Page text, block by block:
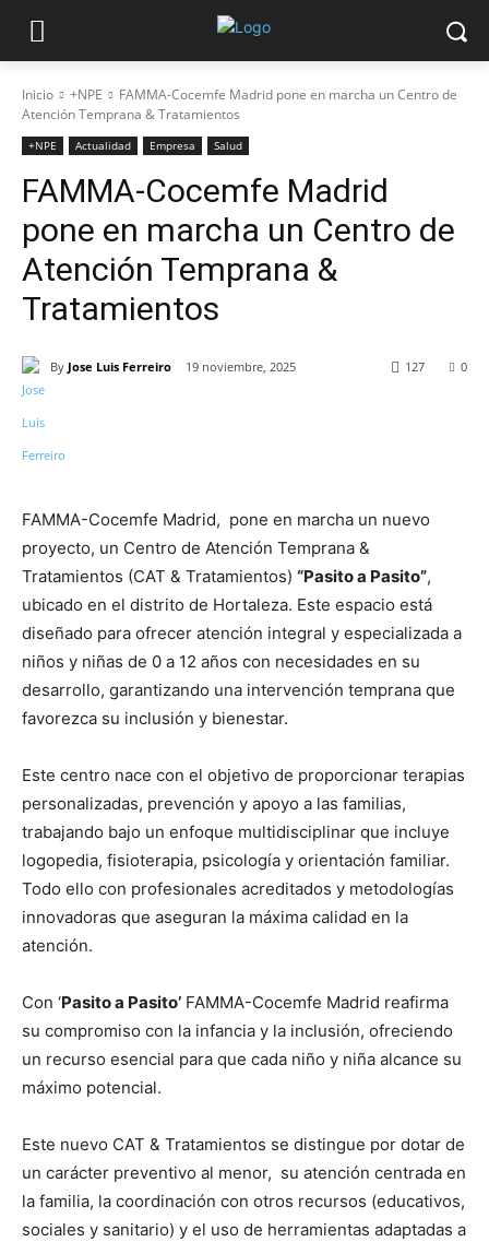
Inicio +NPE
FAMMA-Cocemfe Madrid pone en marcha un Centro de
Atención Temprana & Tratamientos
+NPE Actualidad Empresa Salud
FAMMA-Cocemfe Madrid
pone en marcha un Centro de
Atención Temprana &
Tratamientos
By Jose Luis Ferreiro 19 noviembre, 2025 0
127
FAMMA-Cocemfe Madrid, pone en marcha un nuevo
proyecto, un Centro de Atención Temprana &
Tratamientos (CAT & Tratamientos) “Pasito a Pasito”,
ubicado en el distrito de Hortaleza. Este espacio está
diseñado para ofrecer atención integral y especializada a
niños y niñas de 0 a 12 años con necesidades en su
desarrollo, garantizando una intervención temprana que
favorezca su inclusión y bienestar.
Este centro nace con el objetivo de proporcionar terapias
personalizadas, prevención y apoyo a las familias,
trabajando bajo un enfoque multidisciplinar que incluye
logopedia, fisioterapia, psicología y orientación familiar.
Todo ello con profesionales acreditados y metodologías
innovadoras que aseguran la máxima calidad en la
atención.
Con ‘Pasito a Pasito’ FAMMA-Cocemfe Madrid reafirma
su compromiso con la infancia y la inclusión, ofreciendo
un recurso esencial para que cada niño y niña alcance su
máximo potencial.
Este nuevo CAT & Tratamientos se distingue por dotar de
un carácter preventivo al menor, su atención centrada en
la familia, la coordinación con otros recursos (educativos,
sociales y sanitario) y el uso de herramientas adaptadas a